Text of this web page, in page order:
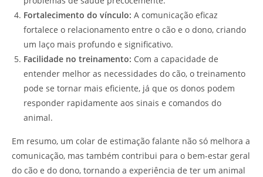
Fortalecimento do vínculo: A comunicação eficaz
fortalece o relacionamento entre o cão e o dono, criando
um laço mais profundo e significativo.
Facilidade no treinamento: Com a capacidade de
entender melhor as necessidades do cão, o treinamento
pode se tornar mais eficiente, já que os donos podem
responder rapidamente aos sinais e comandos do
animal.
Em resumo, um colar de estimação falante não só melhora a
comunicação, mas também contribui para o bem-estar geral
do cão e do dono, tornando a experiência de ter um animal